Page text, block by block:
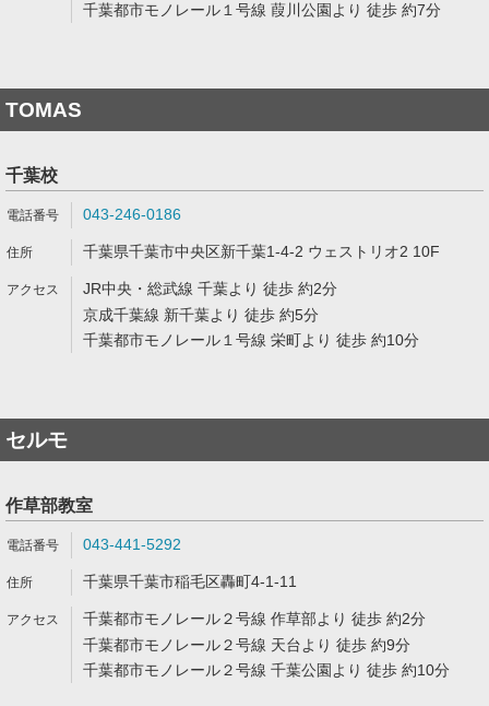
千葉都市モノレール１号線 葭川公園より 徒歩 約7分
TOMAS
千葉校
043-246-0186
千葉県千葉市中央区新千葉1-4-2 ウェストリオ2 10F
JR中央・総武線 千葉より 徒歩 約2分
京成千葉線 新千葉より 徒歩 約5分
千葉都市モノレール１号線 栄町より 徒歩 約10分
セルモ
作草部教室
043-441-5292
千葉県千葉市稲毛区轟町4-1-11
千葉都市モノレール２号線 作草部より 徒歩 約2分
千葉都市モノレール２号線 天台より 徒歩 約9分
千葉都市モノレール２号線 千葉公園より 徒歩 約10分